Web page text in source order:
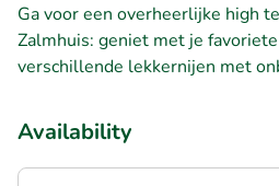
Ga voor een overheerlijke high
Zalmhuis: geniet met je
verschillende lekkernijen met
Availability